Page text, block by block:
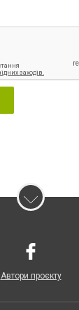
Автори проєкту